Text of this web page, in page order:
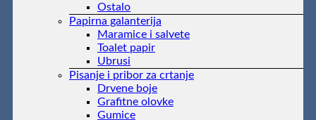
Ostalo
Papirna galanterija
Maramice i salvete
Toalet papir
Ubrusi
Pisanje i pribor za crtanje
Drvene boje
Grafitne olovke
Gumice